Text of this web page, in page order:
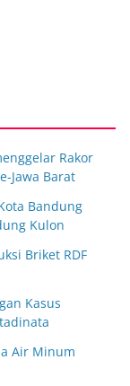
Rakor
Jawa Barat
Bandung
Kulon
Briket RDF
Kasus
Air Minum